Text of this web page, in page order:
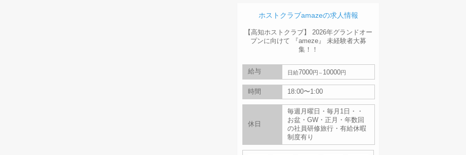
ホストクラブamazeの求人情報
【高知ホストクラブ】 2026年グランドオー
プンに向けて 『ameze』 未経験者大募
集！！
給与 日給7000円 10000円
時間 18:00〜1:00
休日
毎週月曜日・毎月1日・・
お盆・GW・正月・年数回
の社員研修旅行・有給休暇
制度有り